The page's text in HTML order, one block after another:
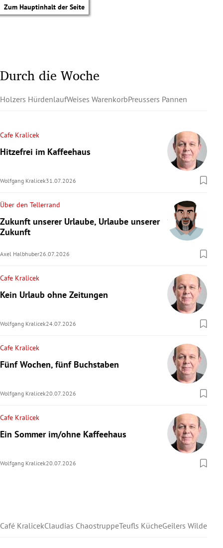
Zum Hauptinhalt der Seite
Untermenü
Untermenü
Untermenü
Untermenü
Untermenü
Untermenü
Durch die Woche
Holzers HürdenlaufWeises WarenkorbPreussers Pannen
Cafe Kralicek
Hitzefrei im Kaffeehaus
Wolfgang Kralicek31.07.2026
Über den Tellerrand
Zukunft unserer Urlaube, Urlaube unserer
Zukunft
Axel Halbhuber26.07.2026
Cafe Kralicek
Kein Urlaub ohne Zeitungen
Wolfgang Kralicek24.07.2026
Cafe Kralicek
Fünf Wochen, fünf Buchstaben
Wolfgang Kralicek20.07.2026
Cafe Kralicek
Ein Sommer im/ohne Kaffeehaus
Wolfgang Kralicek20.07.2026
Café KralicekClaudias ChaostruppeTeufls KücheGeilers Wilder